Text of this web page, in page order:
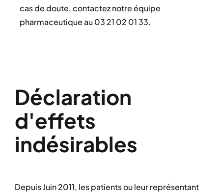
cas de doute, contactez notre équipe
pharmaceutique au 03 21 02 01 33.
Déclaration
d'effets
indésirables
Depuis Juin 2011, les patients ou leur représentant